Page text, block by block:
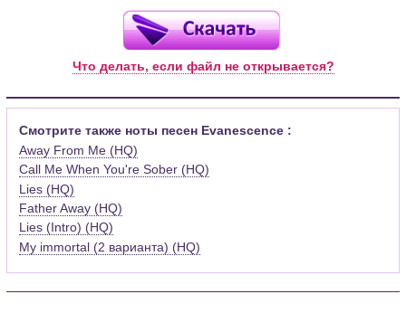
Что делать, если файл не открывается?
Смотрите также ноты песен Evanescence :
Away From Me (HQ)
Call Me When You're Sober (HQ)
Lies (HQ)
Father Away (HQ)
Lies (Intro) (HQ)
My immortal (2 варианта) (HQ)